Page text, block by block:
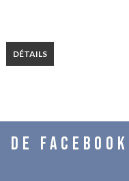
DÉTAILS
FACEBOOK